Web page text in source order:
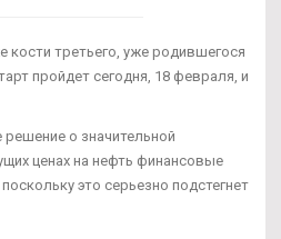
кости третьего, уже родившегося
пройдет сегодня, 18 февраля, и
о значительной
ценах на нефть финансовые
это серьезно подстегнет